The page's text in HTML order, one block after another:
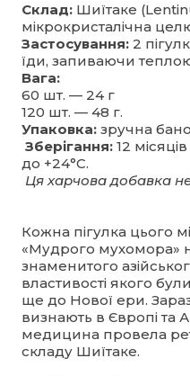
Склад: Шиїтаке
мікрокристалічна
Застосування: 2
їди, запиваючи
Вага:
60 шт. — 24 г
120 шт. — 48 г.
Упаковка: зручна
Зберігання: 12
до +24°С.
Ця харчова добавка
Кожна пігулка цього
«Мудрого мухомора»
знаменитого
властивості якого
ще до Нової ери.
визнають в Європі та
медицина провела
складу Шиїтаке.